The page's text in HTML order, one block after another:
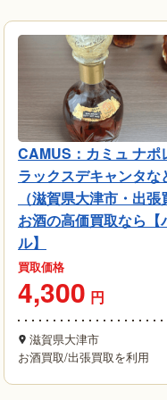
CAMUS：カミュ ナポ
ラックスデキャンタな
（滋賀県大津市・出張
お酒の高価買取なら【
ル】
買取価格
4,300 円
滋賀県大津市
お酒買取/出張買取を利用